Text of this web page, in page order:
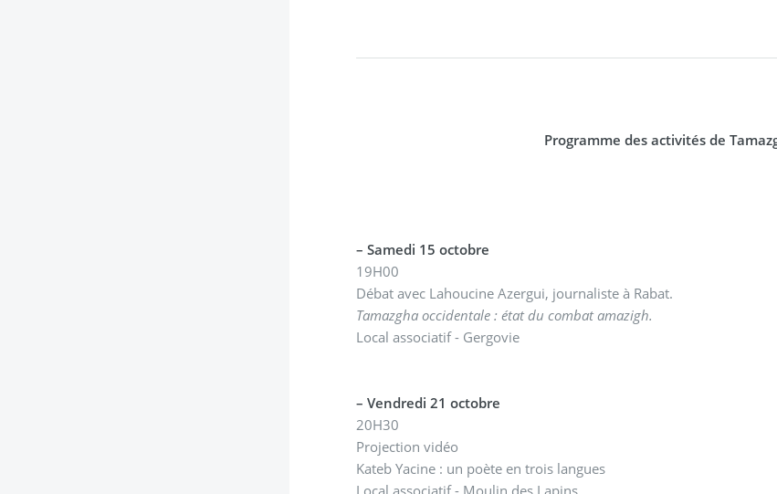
Programme des activités de
– Samedi 15 octobre
19H00
Débat avec Lahoucine Azergui, journaliste à Rabat.
Tamazgha occidentale : état du combat amazigh.
Local associatif - Gergovie
– Vendredi 21 octobre
20H30
Projection vidéo
Kateb Yacine : un poète en trois langues
Local associatif - Moulin des Lapins